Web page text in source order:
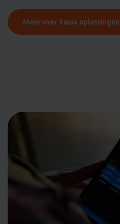
Meer over kassa oplossingen